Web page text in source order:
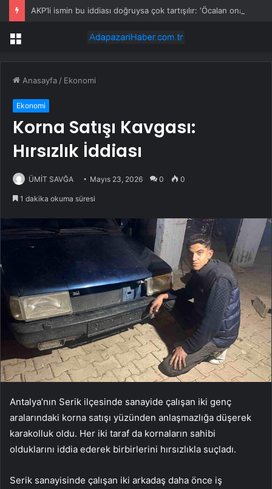
Menü
Anasayfa / Ekonomi
Ekonomi
Korna Satışı Kavgası:
Hırsızlık İddiası
ÜMİT SAVĞA Mayıs 23, 2026 0 0
1 dakika okuma süresi
Antalya’nın Serik ilçesinde sanayide çalışan iki genç
aralarındaki korna satışı yüzünden anlaşmazlığa düşerek
karakolluk oldu. Her iki taraf da kornaların sahibi
olduklarını iddia ederek birbirlerini hırsızlıkla suçladı.
Serik sanayisinde çalışan iki arkadaş daha önce iş